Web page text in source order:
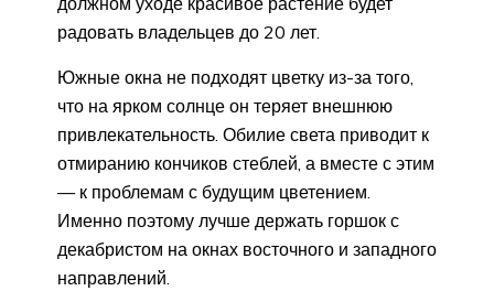
радовать владельцев до 20 лет.
Южные окна не подходят цветку из-за того,
что на ярком солнце он теряет внешнюю
привлекательность. Обилие света приводит к
отмиранию кончиков стеблей, а вместе с этим
— к проблемам с будущим цветением.
Именно поэтому лучше держать горшок с
декабристом на окнах восточного и западного
направлений.